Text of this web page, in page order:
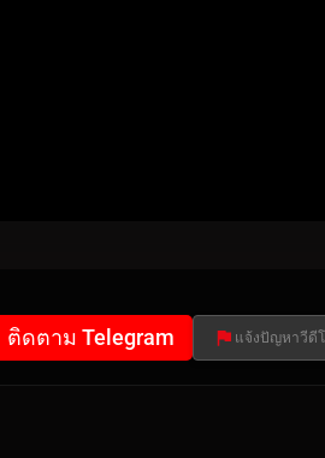
ติดตาม Telegram แจ้งปัญหาวีดี